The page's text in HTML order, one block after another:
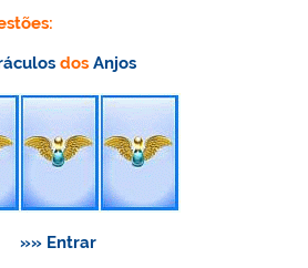
dos Anjos
»» Entrar